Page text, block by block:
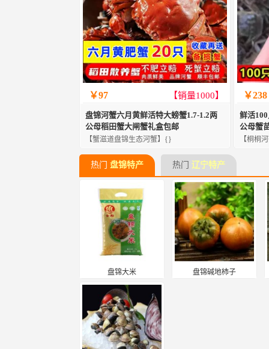
￥97 【销量1000】
盘锦河蟹六月黄鲜活特大螃蟹1.7-1.2两
公母稻田蟹大闸蟹礼盒包邮
【蟹滋道盘锦生态河蟹】{}
￥238
鲜活
公母蟹
【桐桐
热门 盘锦特产 热门 辽宁特产
盘锦大米 盘锦碱地柿子